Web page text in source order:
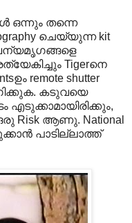
ഒന്നും തന്നെ
ചെയ്യുന്ന kit
Tigerനെ
remote shutter
കടുവയെ
എടുക്കാമായിരിക്കും,
Risk ആണു. National
പാടില്ലാത്ത്